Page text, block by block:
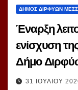
ΔΗΜΟΣ ΔΙΡΦΥΩΝ
Έναρξη
ενίσχυση
Δήμο
31 ΙΟΥΛΊΟΥ